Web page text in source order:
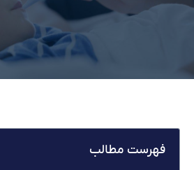
فهرست مطالب